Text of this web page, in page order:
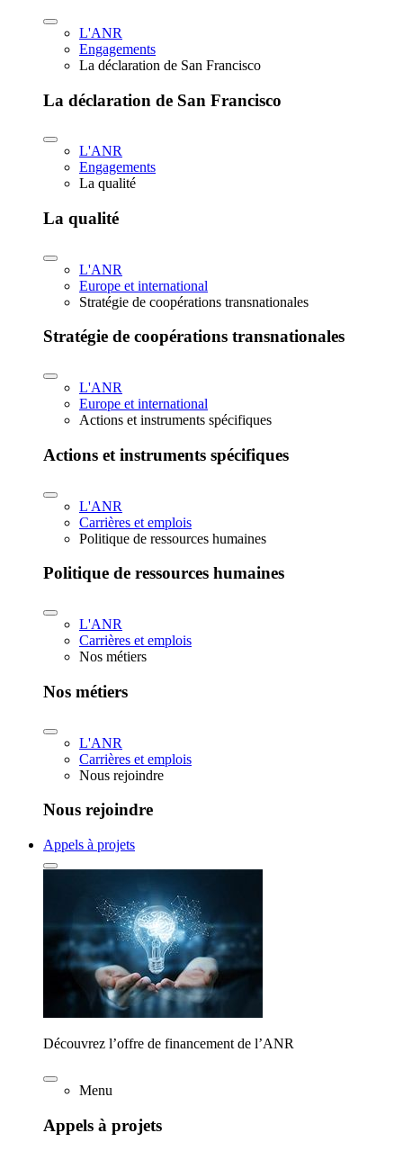
L'ANR
Engagements
La déclaration de San Francisco
La déclaration de San Francisco
L'ANR
Engagements
La qualité
La qualité
L'ANR
Europe et international
Stratégie de coopérations transnationales
Stratégie de coopérations transnationales
L'ANR
Europe et international
Actions et instruments spécifiques
Actions et instruments spécifiques
L'ANR
Carrières et emplois
Politique de ressources humaines
Politique de ressources humaines
L'ANR
Carrières et emplois
Nos métiers
Nos métiers
L'ANR
Carrières et emplois
Nous rejoindre
Nous rejoindre
Appels à projets
Découvrez l’offre de financement de l’ANR
Menu
Appels à projets